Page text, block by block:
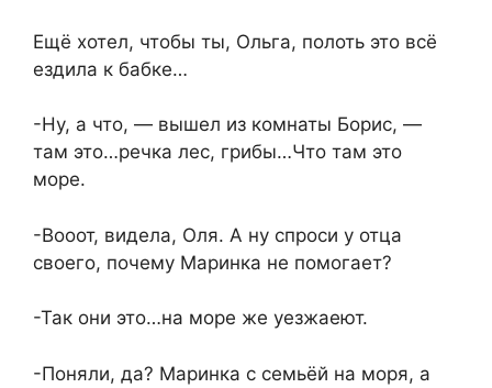
Ещё хотел, чтобы ты, Ольга, полоть это всё
ездила к бабке…
-Ну, а что, — вышел из комнаты Борис, —
там это…речка лес, грибы…Что там это
море.
-Вооот, видела, Оля. А ну спроси у отца
своего, почему Маринка не помогает?
-Так они это…на море же уезжаеют.
-Поняли, да? Маринка с семьёй на моря, а